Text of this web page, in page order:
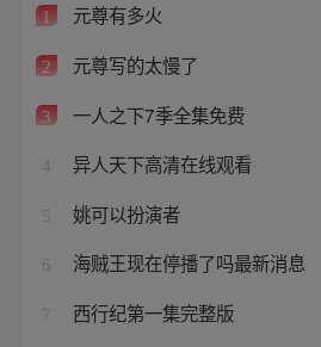
1 元尊有多火
2 元尊写的太慢了
3 一人之下7季全集免费
4 异人天下高清在线观看
5 姚可以扮演者
6 海贼王现在停播了吗最新消息
7 西行纪第一集完整版